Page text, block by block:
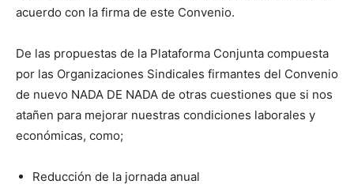
acuerdo con la firma de este Convenio.
De las propuestas de la Plataforma Conjunta compuesta
por las Organizaciones Sindicales firmantes del Convenio
de nuevo NADA DE NADA de otras cuestiones que si nos
atañen para mejorar nuestras condiciones laborales y
económicas, como;
Reducción de la jornada anual